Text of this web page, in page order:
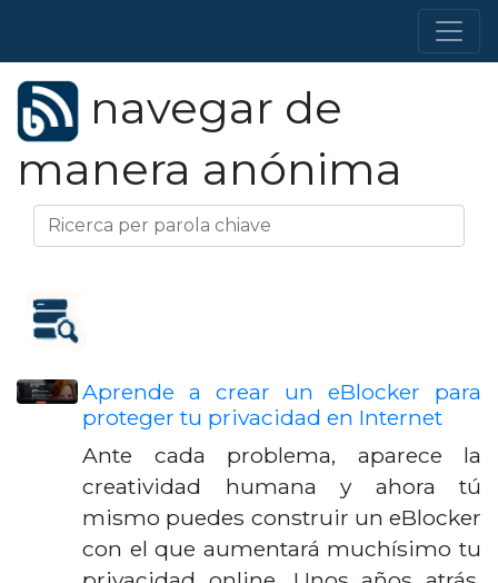
navegar de
manera anónima
Aprende a crear un eBlocker para
proteger tu privacidad en Internet
Ante cada problema, aparece la
creatividad humana y ahora tú
mismo puedes construir un eBlocker
con el que aumentará muchísimo tu